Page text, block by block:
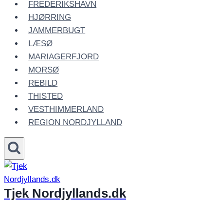
FREDERIKSHAVN
HJØRRING
JAMMERBUGT
LÆSØ
MARIAGERFJORD
MORSØ
REBILD
THISTED
VESTHIMMERLAND
REGION NORDJYLLAND
Tjek Nordjyllands.dk